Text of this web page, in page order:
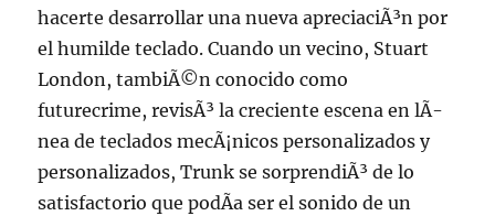
hacerte desarrollar una nueva apreciaciÃ³n por
el humilde teclado. Cuando un vecino, Stuart
London, tambiÃ©n conocido como
futurecrime, revisÃ³ la creciente escena en lÃ­
nea de teclados mecÃ¡nicos personalizados y
personalizados, Trunk se sorprendiÃ³ de lo
satisfactorio que podÃ­a ser el sonido de un